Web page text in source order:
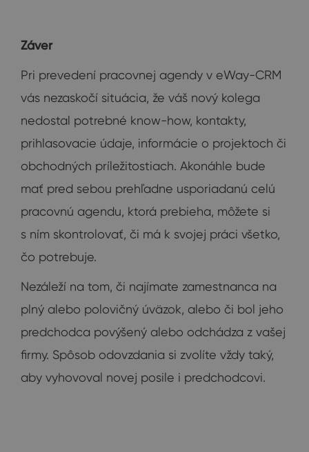
Záver
Pri prevedení pracovnej agendy v eWay-CRM
vás nezaskočí situácia, že váš nový kolega
nedostal potrebné know-how, kontakty,
prihlasovacie údaje, informácie o projektoch či
obchodných príležitostiach. Akonáhle bude
mať pred sebou prehľadne usporiadanú celú
pracovnú agendu, ktorá prebieha, môžete si
s ním skontrolovať, či má k svojej práci všetko,
čo potrebuje.
Nezáleží na tom, či najímate zamestnanca na
plný alebo polovičný úväzok, alebo či bol jeho
predchodca povýšený alebo odchádza z vašej
firmy. Spôsob odovzdania si zvolíte vždy taký,
aby vyhovoval novej posile i predchodcovi.